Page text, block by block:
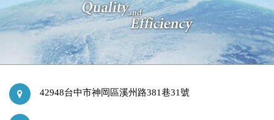
42948台中市神岡區溪州路381巷31號